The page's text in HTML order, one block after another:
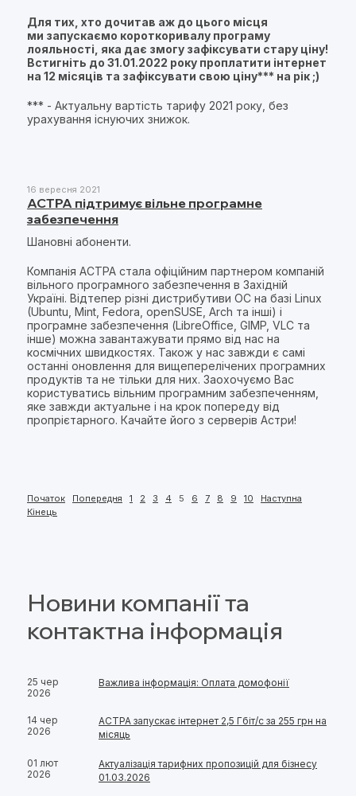
Для тих, хто дочитав аж до цього місця
ми запускаємо короткоривалу програму
лояльності, яка дає змогу зафіксувати стару ціну!
Встигніть до 31.01.2022 року проплатити інтернет
на 12 місяців та зафіксувати свою ціну*** на рік ;)
*** - Актуальну вартість тарифу 2021 року, без
урахування існуючих знижок.
16 вересня 2021
АСТРА підтримує вільне програмне
забезпечення
Шановні абоненти.
Компанія АСТРА стала офіційним партнером компаній
вільного програмного забезпечення в Західній
Україні. Відтепер різні дистрибутиви OC на базі Linux
(Ubuntu, Mint, Fedora, openSUSE, Arch та інші) і
програмне забезпечення (LibreOffice, GIMP, VLC та
інше) можна завантажувати прямо від нас на
космічних швидкостях. Також у нас завжди є самі
останні оновлення для вищеперелічених програмних
продуктів та не тільки для них. Заохочуємо Вас
користуватись вільним програмним забезпеченням,
яке завжди актуальне і на крок попереду від
пропрієтарного. Качайте його з серверів Астри!
Початок Попередня 1 2 3 4 5 6 7 8 9 10
Наступна
Кінець
Новини компанії та
контактна інформація
25 чер
2026
Важлива інформація: Оплата домофонії
14 чер
2026
АСТРА запускає інтернет 2,5 Гбіт/с за 255 грн на
місяць
01 лют
2026
Актуалізація тарифних пропозицій для бізнесу
01.03.2026